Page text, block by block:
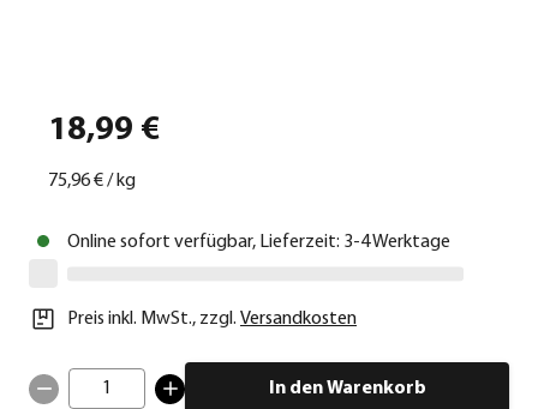
18,99 €
75,96 €/kg
Online sofort verfügbar, Lieferzeit: 3-4 Werktage
Preis inkl. MwSt., zzgl. Versandkosten
1 In den Warenkorb